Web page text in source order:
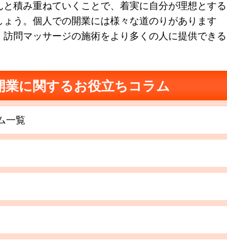
積み重ねていくことで、着実に自分が理想とする
う。個人での開業には様々な道のりがあります
問マッサージの施術をより多くの人に提供できる
に関するお役立ちコラム
一覧